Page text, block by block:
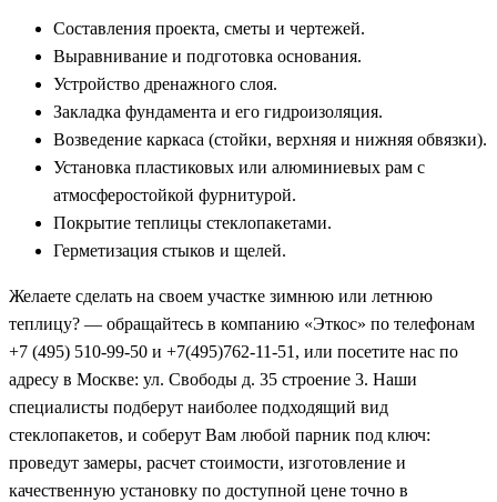
Составления проекта, сметы и чертежей.
Выравнивание и подготовка основания.
Устройство дренажного слоя.
Закладка фундамента и его гидроизоляция.
Возведение каркаса (стойки, верхняя и нижняя обвязки).
Установка пластиковых или алюминиевых рам с
атмосферостойкой фурнитурой.
Покрытие теплицы стеклопакетами.
Герметизация стыков и щелей.
Желаете сделать на своем участке зимнюю или летнюю
теплицу? — обращайтесь в компанию «Эткос» по телефонам
+7 (495) 510-99-50 и +7(495)762-11-51, или посетите нас по
адресу в Москве: ул. Свободы д. 35 строение 3. Наши
специалисты подберут наиболее подходящий вид
стеклопакетов, и соберут Вам любой парник под ключ:
проведут замеры, расчет стоимости, изготовление и
качественную установку по доступной цене точно в